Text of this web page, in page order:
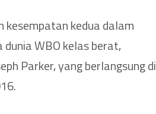
kesempatan kedua dalam
WBO kelas berat,
Parker, yang berlangsung di